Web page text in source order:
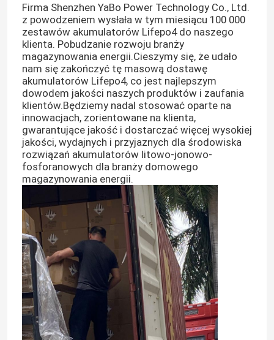
Firma Shenzhen YaBo Power Technology Co., Ltd.
z powodzeniem wysłała w tym miesiącu 100 000
zestawów akumulatorów Lifepo4 do naszego
klienta. Pobudzanie rozwoju branży
magazynowania energii.Cieszymy się, że udało
nam się zakończyć tę masową dostawę
akumulatorów Lifepo4, co jest najlepszym
dowodem jakości naszych produktów i zaufania
klientów.Będziemy nadal stosować oparte na
innowacjach, zorientowane na klienta,
gwarantujące jakość i dostarczać więcej wysokiej
jakości, wydajnych i przyjaznych dla środowiska
rozwiązań akumulatorów litowo-jonowo-
fosforanowych dla branży domowego
magazynowania energii.